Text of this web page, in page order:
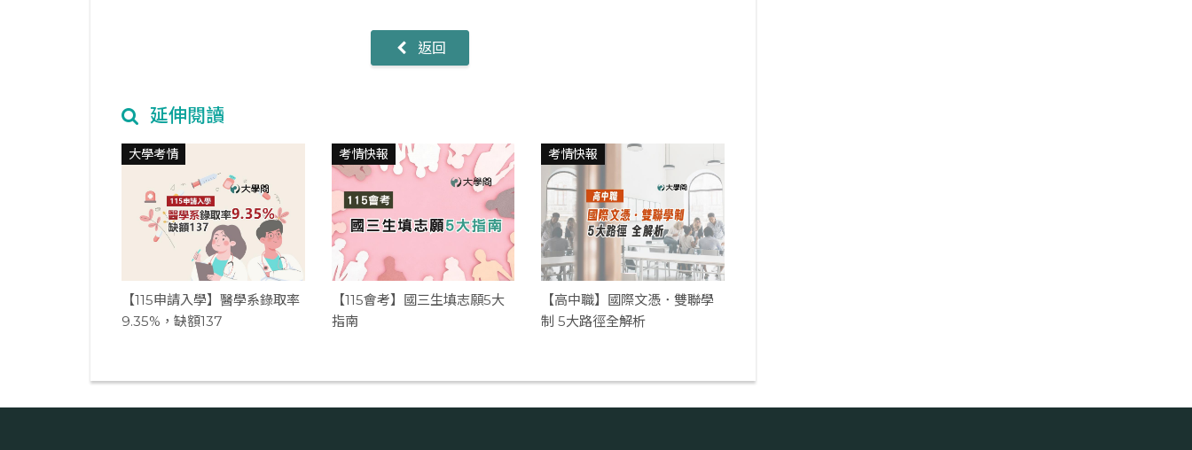
返回
延伸閱讀
大學考情
【115申請入學】醫學系錄取率
9.35%，缺額137
考情快報
【115會考】國三生填志願5大
指南
考情快報
【高中職】國際文憑．雙聯學
制 5大路徑全解析